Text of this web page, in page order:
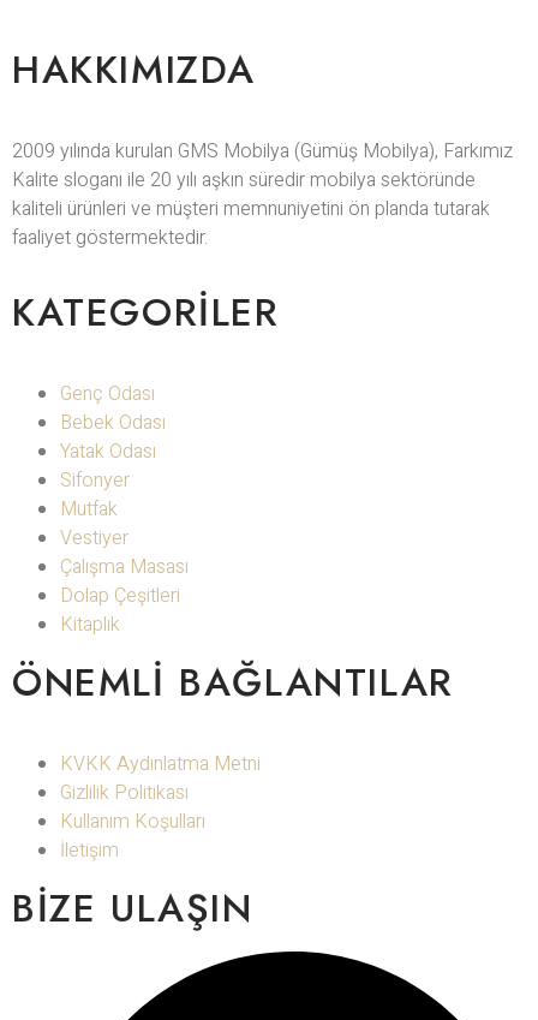
HAKKIMIZDA
2009 yılında kurulan GMS Mobilya (Gümüş Mobilya), Farkımız
Kalite sloganı ile 20 yılı aşkın süredir mobilya sektöründe
kaliteli ürünleri ve müşteri memnuniyetini ön planda tutarak
faaliyet göstermektedir.
KATEGORILER
Genç Odası
Bebek Odası
Yatak Odası
Sifonyer
Mutfak
Vestiyer
Çalışma Masası
Dolap Çeşitleri
Kitaplık
ÖNEMLI BAĞLANTILAR
KVKK Aydınlatma Metni
Gizlilik Politikası
Kullanım Koşulları
İletişim
BIZE ULAŞIN